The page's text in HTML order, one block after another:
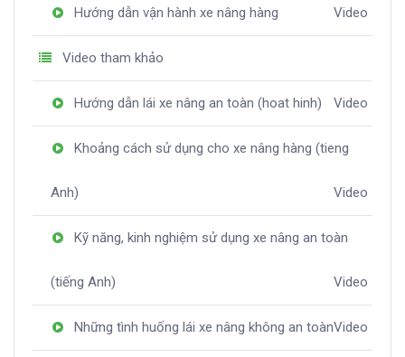
Hướng dẫn vận hành xe nâng hàng Video
Video tham khảo
Hướng dẫn lái xe nâng an toàn (hoat hinh) Video
Khoảng cách sử dụng cho xe nâng hàng (tieng
Anh) Video
Kỹ năng, kinh nghiệm sử dụng xe nâng an toàn
(tiếng Anh) Video
Những tình huống lái xe nâng không an toànVideo